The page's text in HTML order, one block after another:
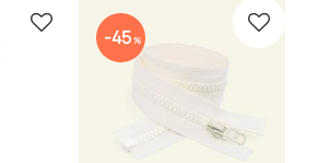
Lägg till i favoriter
45% Lägg